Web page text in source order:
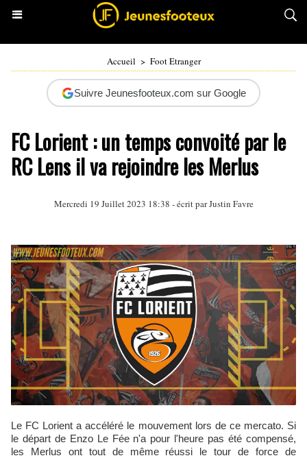
Accueil > Foot Etranger
Suivre Jeunesfooteux.com sur Google
FC Lorient : un temps convoité par le
RC Lens il va rejoindre les Merlus
Mercredi 19 Juillet 2023 18:38 - écrit parJustin Favre
Le FC Lorient a accéléré le mouvement lors de ce mercato. Si
le départ de Enzo Le Fée n'a pour l'heure pas été compensé,
les Merlus ont tout de même réussi le tour de force de